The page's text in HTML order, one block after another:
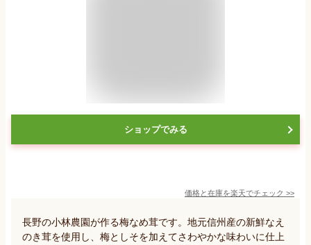
ショップでみる
価格と在庫を楽天でチェック >>
長野の小林農園が作る梅なめ茸です。地元信州産の新鮮なえ
のき茸を使用し、梅としそを加えてさわやかな味わいに仕上